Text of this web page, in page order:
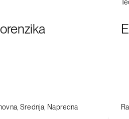
Srednja, Napredna